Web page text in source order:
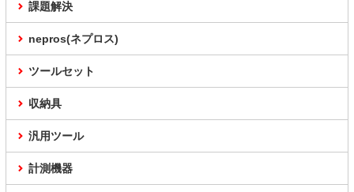
課題解決
nepros(ネプロス)
ツールセット
収納具
汎用ツール
計測機器